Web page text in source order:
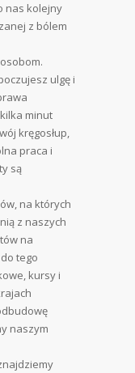
nas kolejny
z bólem
ulgę i
minut
kręgosłup,
praca i
są
na których
z naszych
na
tego
kursy i
naszym